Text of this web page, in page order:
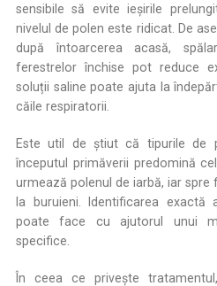
sensibile să evite ieșirile
nivelul de polen este ridicat. De
după întoarcerea acasă,
ferestrelor închise pot reduce
soluții saline poate ajuta la
căile respiratorii.
Este util de știut că tipurile de
începutul primăverii predomină
urmează polenul de iarbă, iar spre
la buruieni. Identificarea
poate face cu ajutorul unui
specifice.
În ceea ce privește